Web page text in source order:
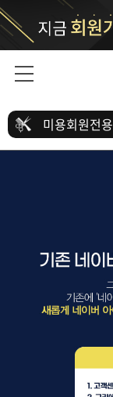
미용회원전용